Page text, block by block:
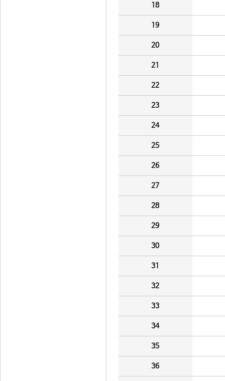
18
19
20
21
22
23
24
25
26
27
28
29
30
31
32
33
34
35
36